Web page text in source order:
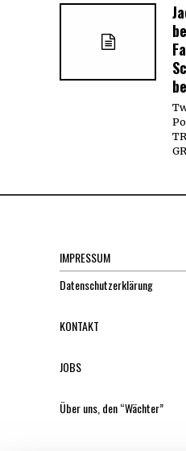
IMPRESSUM
Datenschutzerklärung
KONTAKT
JOBS
Über uns, den “Wächter”